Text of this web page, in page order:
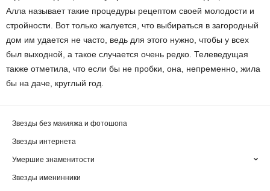
Алла называет такие процедуры рецептом своей молодости и
стройности. Вот только жалуется, что выбираться в загородный
дом им удается не часто, ведь для этого нужно, чтобы у всех
был выходной, а такое случается очень редко. Телеведущая
также отметила, что если бы не пробки, она, непременно, жила
бы на даче, круглый год.
Звезды без макияжа и фотошопа
Звезды интернета
Умершие знаменитости
Звезды именинники